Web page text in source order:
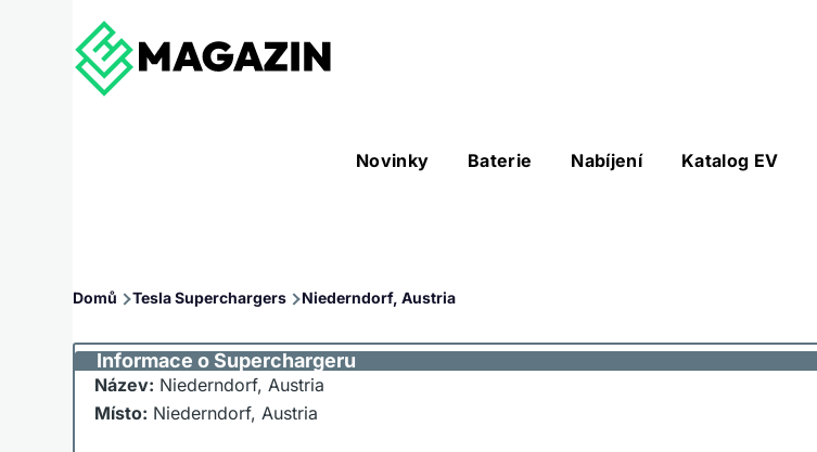
Hlavní
Novinky Baterie Nabíjení Katalog EV
Nástroje sub-navigation
Drobečková
navigace
Domů Tesla Superchargers Niederndorf, Austria
Informace o Superchargeru
Název: Niederndorf, Austria
Místo: Niederndorf, Austria